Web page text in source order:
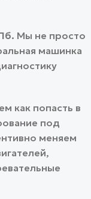
Мы не просто
машинка
как попасть в
под
меняем